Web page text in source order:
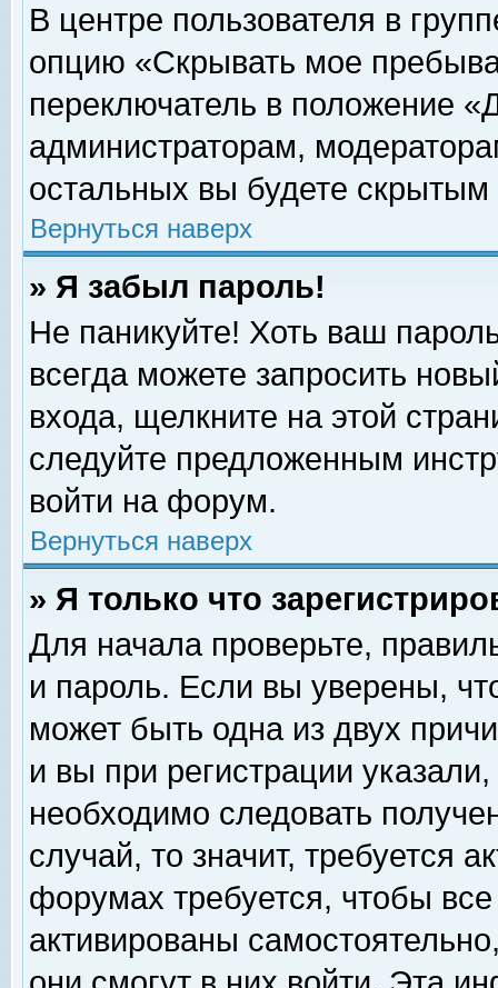
В центре пользователя в
опцию «Скрывать мое
переключатель в положение
администраторам,
остальных вы будете скрытым
Вернуться наверх
» Я забыл пароль!
Не паникуйте! Хоть ваш
всегда можете запросить
входа, щелкните на этой
следуйте предложенным
войти на форум.
Вернуться наверх
» Я только что
Для начала проверьте,
и пароль. Если вы уверены,
может быть одна из двух
и вы при регистрации
необходимо следовать
случай, то значит, требуется
форумах требуется, чтобы
активированы